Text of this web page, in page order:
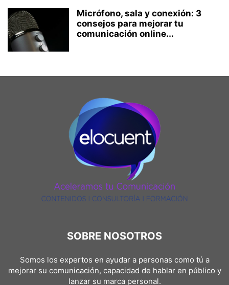
Micrófono, sala y conexión: 3
consejos para mejorar tu
comunicación online...
SOBRE NOSOTROS
Somos los expertos en ayudar a personas como tú a
mejorar su comunicación, capacidad de hablar en público y
lanzar su marca personal.